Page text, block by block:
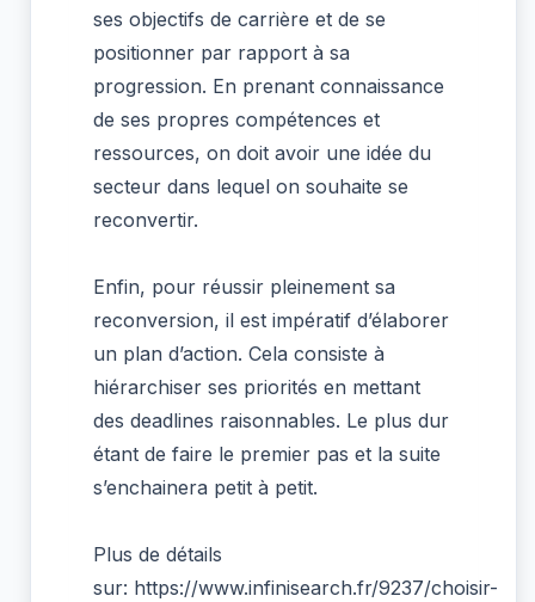
ses objectifs de carrière et de se
positionner par rapport à sa
progression. En prenant connaissance
de ses propres compétences et
ressources, on doit avoir une idée du
secteur dans lequel on souhaite se
reconvertir.
Enfin, pour réussir pleinement sa
reconversion, il est impératif d’élaborer
un plan d’action. Cela consiste à
hiérarchiser ses priorités en mettant
des deadlines raisonnables. Le plus dur
étant de faire le premier pas et la suite
s’enchainera petit à petit.
Plus de détails
sur: https://www.infinisearch.fr/9237/choisir-